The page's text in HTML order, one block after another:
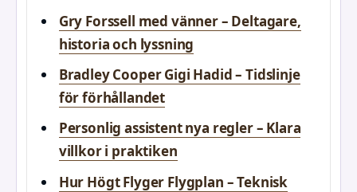
Gry Forssell med vänner – Deltagare,
historia och lyssning
Bradley Cooper Gigi Hadid – Tidslinje
för förhållandet
Personlig assistent nya regler – Klara
villkor i praktiken
Hur Högt Flyger Flygplan – Teknisk